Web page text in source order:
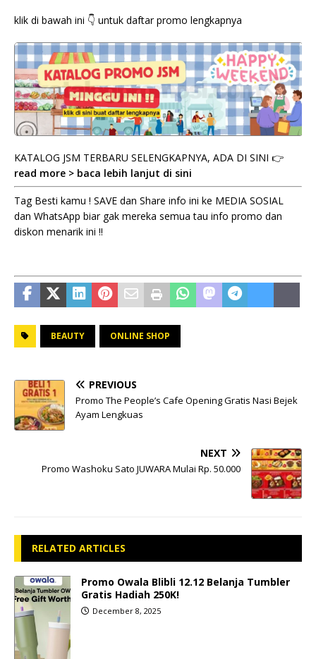
klik di bawah ini 👇 untuk daftar promo lengkapnya
KATALOG JSM TERBARU SELENGKAPNYA, ADA DI SINI 👉
read more > baca lebih lanjut di sini
Tag Besti kamu ! SAVE dan Share info ini ke MEDIA SOSIAL
dan WhatsApp biar gak mereka semua tau info promo dan
diskon menarik ini !!
BEAUTY ONLINE SHOP
PREVIOUS
Promo The People’s Cafe Opening Gratis Nasi Bejek
Ayam Lengkuas
NEXT
Promo Washoku Sato JUWARA Mulai Rp. 50.000
RELATED ARTICLES
Promo Owala Blibli 12.12 Belanja Tumbler
Gratis Hadiah 250K!
December 8, 2025